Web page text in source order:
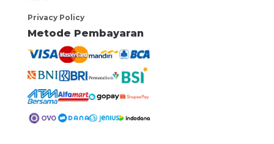
Privacy Policy
Metode Pembayaran